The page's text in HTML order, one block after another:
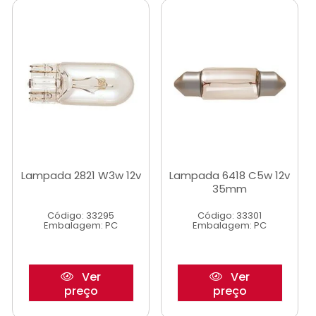
Lampada 2821 W3w 12v
Código: 33295
Embalagem: PC
Ver
preço
Lampada 6418 C5w 12v
35mm
Código: 33301
Embalagem: PC
Ver
preço